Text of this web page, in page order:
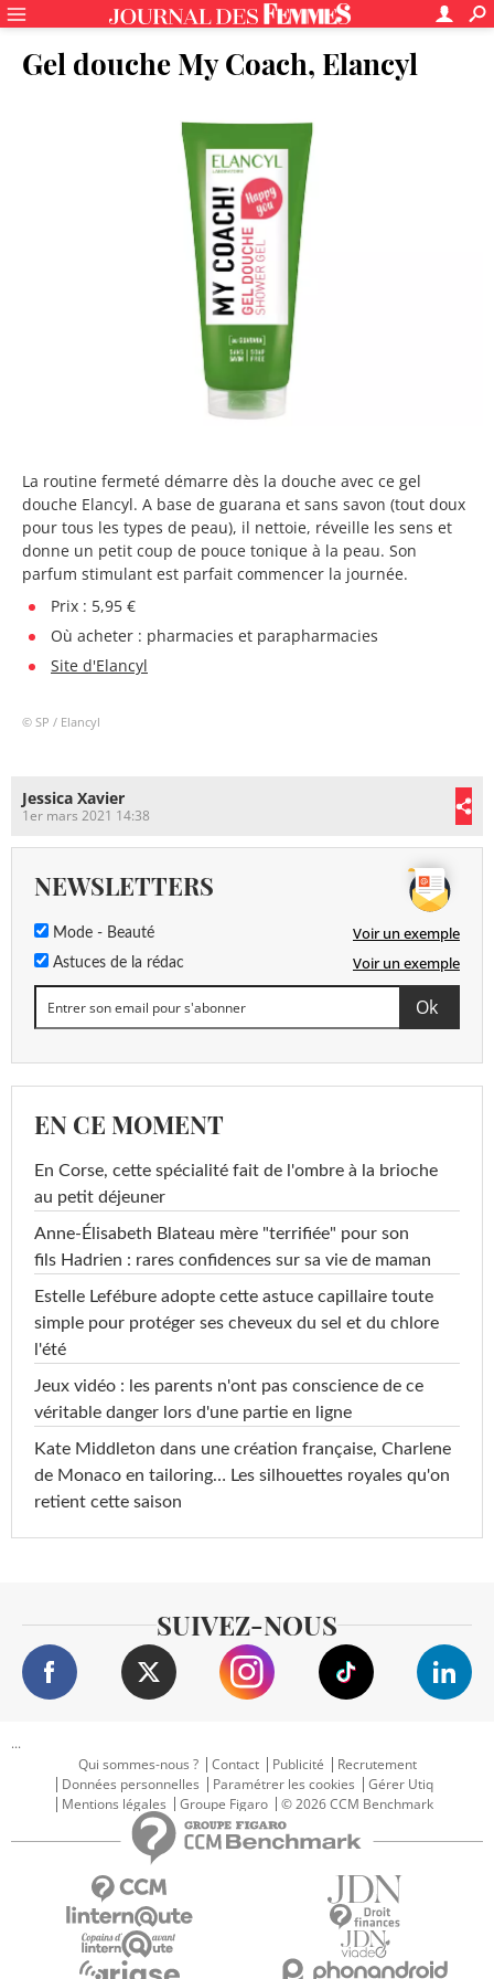
Gel douche My Coach, Elancyl
La routine fermeté démarre dès la douche avec ce gel
douche Elancyl. A base de guarana et sans savon (tout doux
pour tous les types de peau), il nettoie, réveille les sens et
donne un petit coup de pouce tonique à la peau. Son
parfum stimulant est parfait commencer la journée.
Prix : 5,95 €
Où acheter : pharmacies et parapharmacies
Site d'Elancyl
© SP / Elancyl
Jessica Xavier
1er mars 2021 14:38
NEWSLETTERS
Mode - Beauté Voir un exemple
Astuces de la rédac Voir un exemple
EN CE MOMENT
En Corse, cette spécialité fait de l'ombre à la brioche
au petit déjeuner
Anne-Élisabeth Blateau mère "terrifiée" pour son
fils Hadrien : rares confidences sur sa vie de maman
Estelle Lefébure adopte cette astuce capillaire toute
simple pour protéger ses cheveux du sel et du chlore
l'été
Jeux vidéo : les parents n'ont pas conscience de ce
véritable danger lors d'une partie en ligne
Kate Middleton dans une création française, Charlene
de Monaco en tailoring… Les silhouettes royales qu'on
retient cette saison
SUIVEZ-NOUS
...
Qui sommes-nous ?
Contact Publicité
Recrutement
Données personnelles
Paramétrer les cookies
Gérer Utiq
Mentions légales
Groupe Figaro © 2026 CCM Benchmark